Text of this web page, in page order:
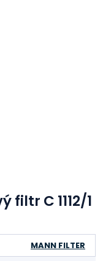
filtr C 1112/1
MANN FILTER